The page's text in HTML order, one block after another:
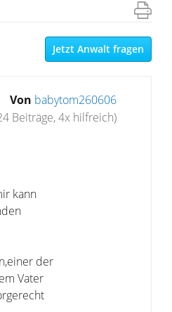
Jetzt Anwalt fragen
Von babytom260606
Beiträge, 4x hilfreich)
kann
der
Vater